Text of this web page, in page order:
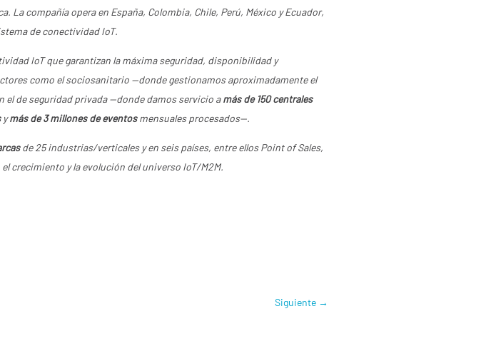
compañía opera en España, Colombia, Chile, Perú, México y Ecuador,
de conectividad IoT.
IoT que garantizan la máxima seguridad, disponibilidad y
como el sociosanitario —donde gestionamos aproximadamente el
el de seguridad privada —donde damos servicio amás de 150 centrales
ymás de 3 millones de eventosmensuales procesados—.
de 25 industrias/verticales y en seis países, entre ellos Point of Sales,
crecimiento y la evolución del universo IoT/M2M.
Siguiente→